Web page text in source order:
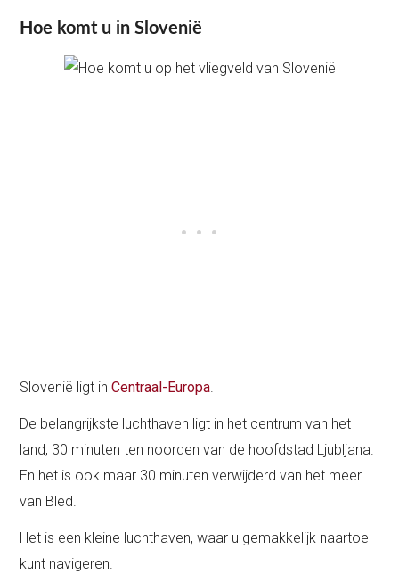
Hoe komt u in Slovenië
Slovenië ligt inCentraal-Europa.
De belangrijkste luchthaven ligt in het centrum van het
land, 30 minuten ten noorden van de hoofdstad Ljubljana.
En het is ook maar 30 minuten verwijderd van het meer
van Bled.
Het is een kleine luchthaven, waar u gemakkelijk naartoe
kunt navigeren.